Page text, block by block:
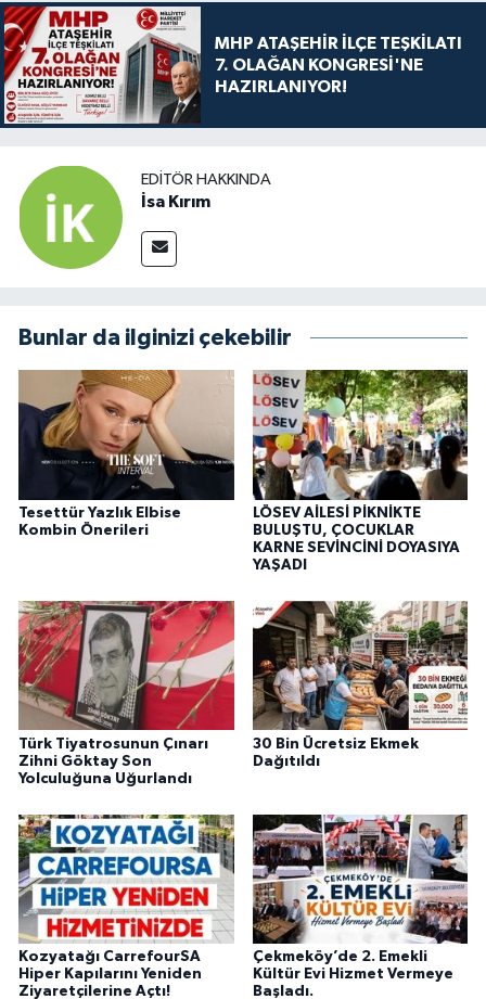
MHP ATAŞEHİR İLÇE TEŞKİLATI
7. OLAĞAN KONGRESİ'NE
HAZIRLANIYOR!
EDITÖR HAKKINDA
İsa Kırım
Bunlar da ilginizi çekebilir
Tesettür Yazlık Elbise
Kombin Önerileri
LÖSEV AİLESİ PİKNİKTE
BULUŞTU, ÇOCUKLAR
KARNE SEVİNCİNİ DOYASIYA
YAŞADI
Türk Tiyatrosunun Çınarı
Zihni Göktay Son
Yolculuğuna Uğurlandı
30 Bin Ücretsiz Ekmek
Dağıtıldı
Kozyatağı CarrefourSA
Hiper Kapılarını Yeniden
Ziyaretçilerine Açtı!
Çekmeköy’de 2. Emekli
Kültür Evi Hizmet Vermeye
Başladı.